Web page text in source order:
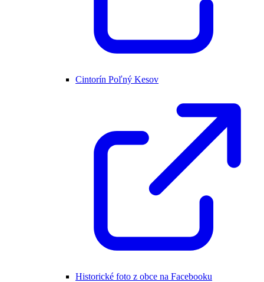
Cintorín Poľný Kesov
Historické foto z obce na Facebooku